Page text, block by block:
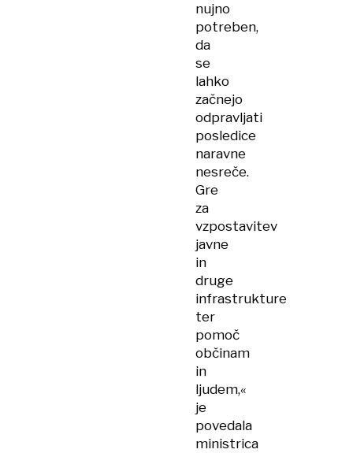
nujno
potreben,
da
se
lahko
začnejo
odpravljati
posledice
naravne
nesreče.
Gre
za
vzpostavitev
javne
in
druge
infrastrukture
ter
pomoč
občinam
in
ljudem,«
je
povedala
ministrica